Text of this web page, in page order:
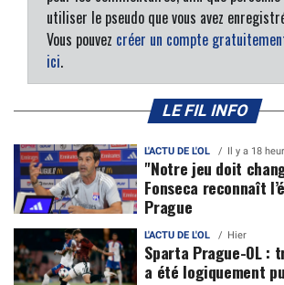
utiliser le pseudo que vous avez
Vous pouvez créer un compte
ici.
LE FIL INFO
L'ACTU DE L'OL Il y a 18
"Notre jeu doit
Fonseca reconnaît
Prague
L'ACTU DE L'OL Hier
Sparta Prague-OL :
a été logiquement